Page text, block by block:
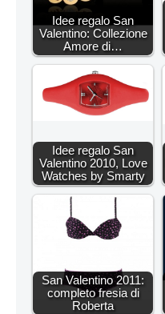
Idee regalo San
Valentino: Collezione
Amore di…
Idee regalo San
Valentino 2010, Love
Watches by Smarty
San Valentino 2011:
completo fresia di
Roberta